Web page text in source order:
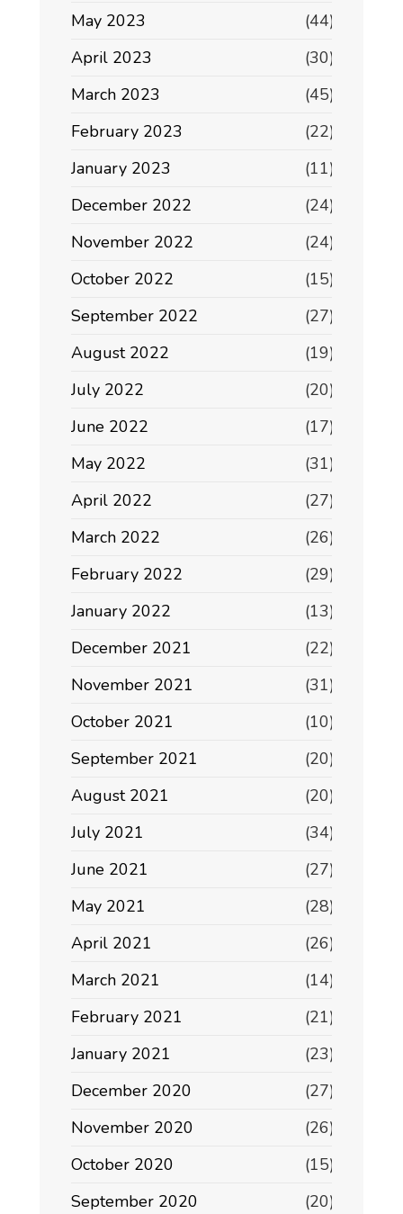
May 2023
(44)
April 2023
(30)
March 2023
(45)
February 2023
(22)
January 2023
(11)
December 2022
(24)
November 2022
(24)
October 2022
(15)
September 2022
(27)
August 2022
(19)
July 2022
(20)
June 2022
(17)
May 2022
(31)
April 2022
(27)
March 2022
(26)
February 2022
(29)
January 2022
(13)
December 2021
(22)
November 2021
(31)
October 2021
(10)
September 2021
(20)
August 2021
(20)
July 2021
(34)
June 2021
(27)
May 2021
(28)
April 2021
(26)
March 2021
(14)
February 2021
(21)
January 2021
(23)
December 2020
(27)
November 2020
(26)
October 2020
(15)
September 2020
(20)